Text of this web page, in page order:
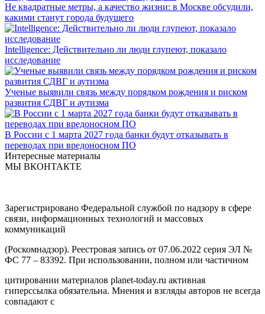
Не квадратные метры, а качество жизни: в Москве обсудили,
какими станут города будущего
Intelligence: Действительно ли люди глупеют, показало
исследование
Ученые выявили связь между порядком рождения и риском
развития СДВГ и аутизма
В России с 1 марта 2027 года банки будут отказывать в
переводах при вредоносном ПО
Интересные материалы
МЫ ВКОНТАКТЕ
Зарегистрировано Федеральной службой по надзору в сфере
связи, информационных технологий и массовых
коммуникаций
(Роскомнадзор). Реестровая запись от 07.06.2022 серия ЭЛ №
ФС 77 – 83392. При использовании, полном или частичном
цитировании материалов planet-today.ru активная
гиперссылка обязательна. Мнения и взгляды авторов не всегда
совпадают с